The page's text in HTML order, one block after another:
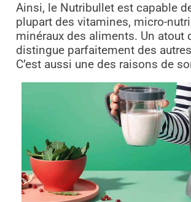
Ainsi, le Nutribullet est capable
plupart des vitamines, micro-
minéraux des aliments. Un atout
distingue parfaitement des
C’est aussi une des raisons de